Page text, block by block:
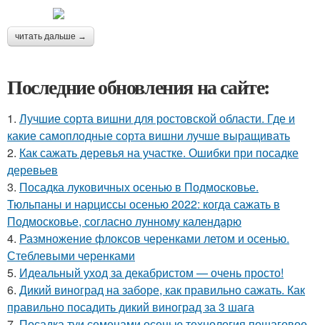
читать дальше →
Последние обновления на сайте:
1. Лучшие сорта вишни для ростовской области. Где и
какие самоплодные сорта вишни лучше выращивать
2. Как сажать деревья на участке. Ошибки при посадке
деревьев
3. Посадка луковичных осенью в Подмосковье.
Тюльпаны и нарциссы осенью 2022: когда сажать в
Подмосковье, согласно лунному календарю
4. Размножение флоксов черенками летом и осенью.
Стеблевыми черенками
5. Идеальный уход за декабристом — очень просто!
6. Дикий виноград на заборе, как правильно сажать. Как
правильно посадить дикий виноград за 3 шага